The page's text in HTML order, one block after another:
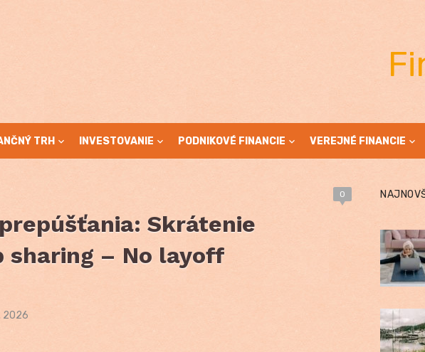
TRH INVESTOVANIE PODNIKOVÉ FINANCIE VEREJNÉ FINANCIE
0
Skrátenie
sharing – No layoff
2026